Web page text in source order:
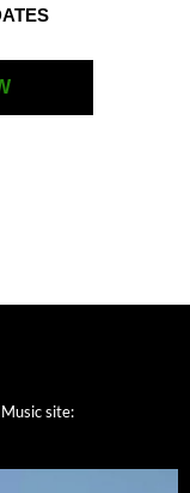
Music site: